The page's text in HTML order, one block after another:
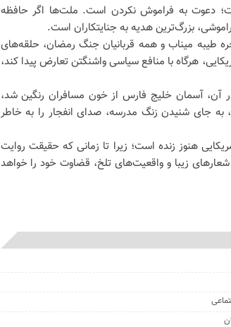
دعوت به فراموش نکردن است. ملت‌ها اگر حافظه
بزرگ‌ترین هدیه به جنایتکاران است.
کودکان شجره طیبه میناب و همه قربانیان جنگ رمضان، حلقه‌های
هرگاه با منافع سیاسی واشنگتن تعارض پیدا کند،
آن، آسمان خلیج فارس از خون مسافران رنگین شد،
جای شنیدن زنگ مدرسه، صدای انفجار را به خاطر
هنوز زنده است؛ زیرا تا زمانی که حقیقت روایت
زیبا و واقعیت‌های تلخ، قضاوت خود را خواهد